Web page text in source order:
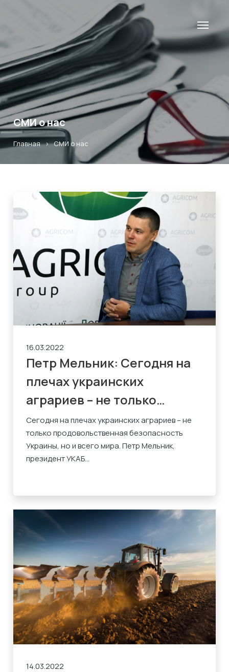
СМИ о нас
Главная>СМИ о нас
16.03.2022
Петр Мельник: Сегодня на
плечах украинских
аграриев – не только
продовольственная
безопасность Украины, но и
всего мира
Сегодня на плечах украинских аграриев – не
только продовольственная безопасность
Украины, но и всего мира. Петр Мельник,
президент УКАБ...
14.03.2022